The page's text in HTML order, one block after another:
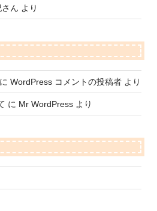
ん より
に WordPress コメントの投稿者より
に Mr WordPressより